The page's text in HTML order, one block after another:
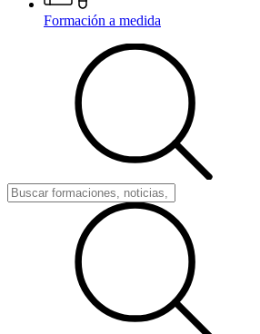
Formación a medida